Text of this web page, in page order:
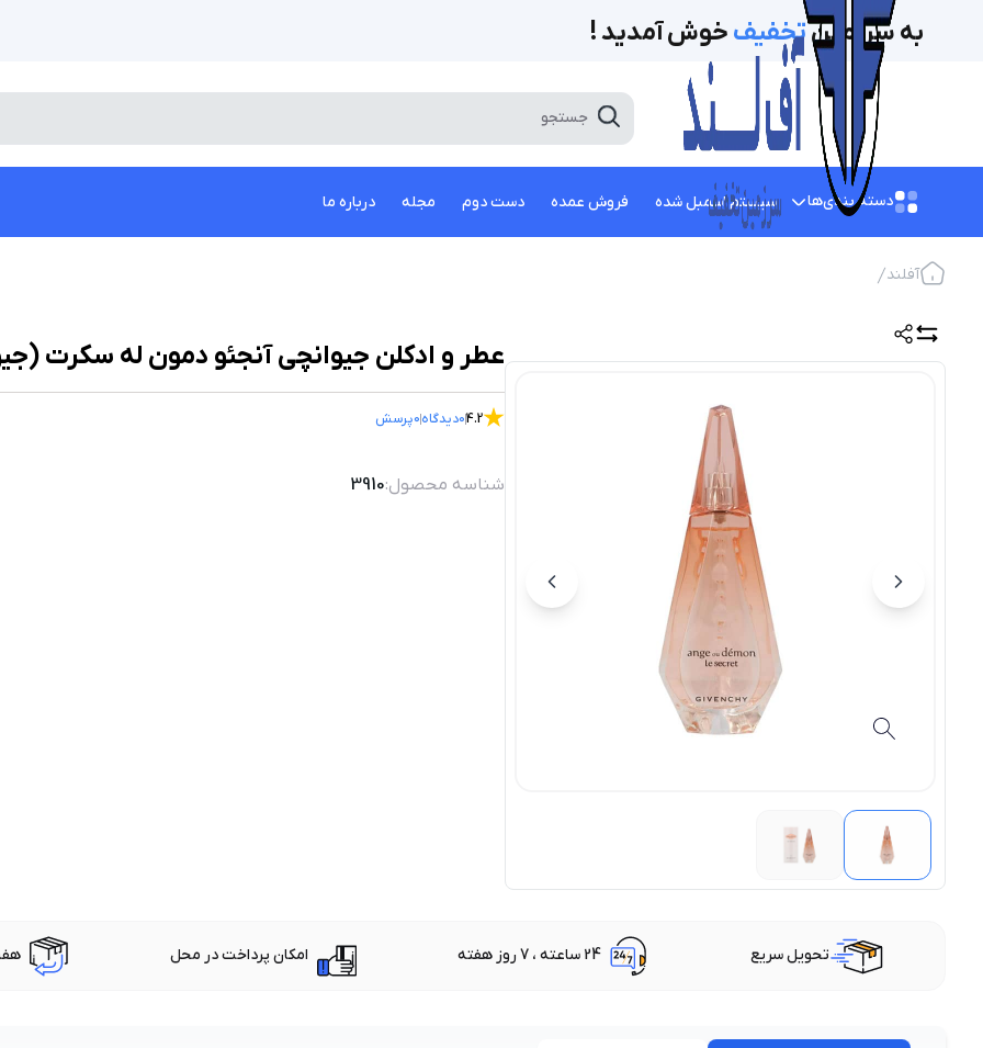
به سرزمینتخفیف‌ خوش آمدید !
دسته بندی‌ها سیستم اسمبل شده فروش عمده دست دوم مجله درباره ما
آفلند
عطر و ادکلن جیوانچی آنجئو دمون له سکرت
4.2
0دیدگاه0پرسش
شناسه محصول:3910
تحویل سریع 24 ساعته ، 7 روز هفته امکان پرداخت در محل